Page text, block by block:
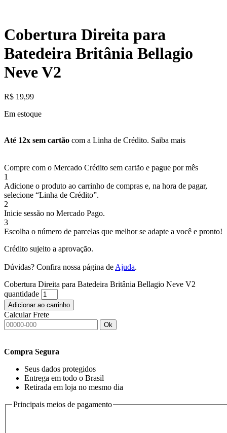
Cobertura Direita para
Batedeira Britânia Bellagio
Neve V2
R$ 19,99
Em estoque
Até 12x sem cartão com a Linha de Crédito. Saiba mais
Compre com o Mercado Crédito sem cartão e pague por mês
1
Adicione o produto ao carrinho de compras e, na hora de pagar,
selecione “Linha de Crédito”.
2
Inicie sessão no Mercado Pago.
3
Escolha o número de parcelas que melhor se adapte a você e pronto!
Crédito sujeito a aprovação.
Dúvidas? Confira nossa página deAjuda.
Cobertura Direita para Batedeira Britânia Bellagio Neve V2
quantidade
Adicionar ao carrinho
Calcular Frete
Ok
Compra Segura
Seus dados protegidos
Entrega em todo o Brasil
Retirada em loja no mesmo dia
Principais meios de pagamento